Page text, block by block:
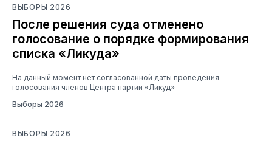
ВЫБОРЫ 2026
После решения суда отменено
голосование о порядке формирования
списка «Ликуда»
На данный момент нет согласованной даты проведения
голосования членов Центра партии «Ликуд»
Выборы 2026
ВЫБОРЫ 2026